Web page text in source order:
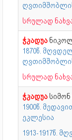
სრულად
ჭკადუა
1870წ.
სრულად
ჭკადუა
1900წ.
ეკლესია
1913-1917წ.